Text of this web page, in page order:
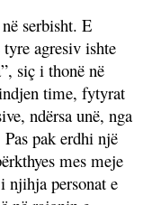
serbisht. E
agresiv ishte
siç i thonë në
time, fytyrat
ndërsa unë, nga
pak erdhi një
mes meje
njihja personat e